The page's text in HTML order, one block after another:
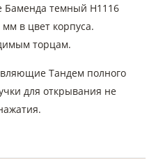
темный H1116
в цвет корпуса.
торцам.
Тандем полного
для открывания не